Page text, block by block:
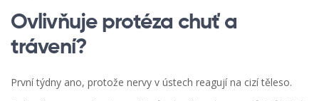
Ovlivňuje protéza chuť a
trávení?
První týdny ano, protože nervy v ústech reagují na cizí těleso.